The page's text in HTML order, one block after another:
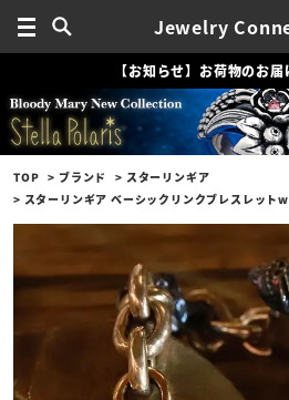
Jewelry
【お知らせ】お荷物のお
TOP ブランド
スターリンギア
スターリンギア ベーシックリンクブレスレットw/k18rg マイク